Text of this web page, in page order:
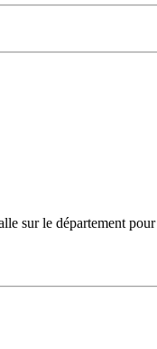
sur le département